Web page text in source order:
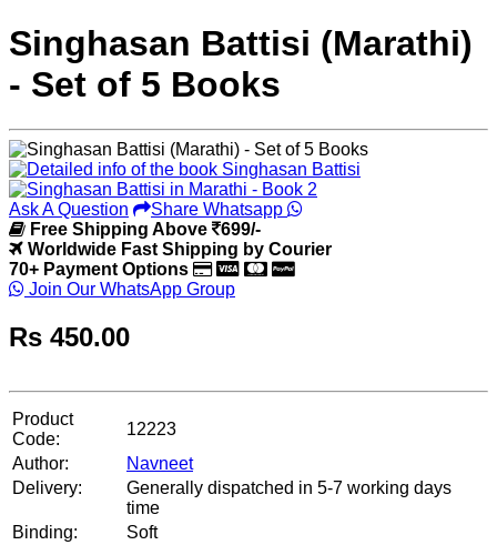
Singhasan Battisi (Marathi)
- Set of 5 Books
Ask A Question
Share Whatsapp
Free Shipping Above
699/-
Worldwide Fast Shipping by Courier
70+ Payment Options
Join Our WhatsApp Group
Rs 450.00
Product
Code:
12223
Author:
Navneet
Delivery:
Generally dispatched in 5-7 working days
time
Binding:
Soft